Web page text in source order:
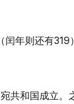
年则还有319
共和国成立。